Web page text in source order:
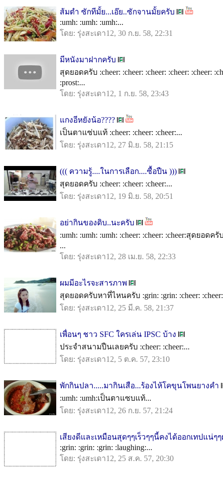
ส้มตำ ซักทีมั้ย...เอ๊ย..ซักจานมั้ยครับ
:umh: :umh: :umh:...
โดย: รุ่งสะเดา12, 30 ก.ย. 58, 22:31
มีหนังมาฝากครับ
สุดยอดครับ :cheer: :cheer: :cheer: :cheer: :cheer:
:prost:...
โดย: รุ่งสะเดา12, 1 ก.ย. 58, 23:43
แกงอีหยังน้อ????
เป็นตาแซ่บแท้ :cheer: :cheer: :cheer:...
โดย: รุ่งสะเดา12, 27 มิ.ย. 58, 21:15
((( ความรู้....ในการเลือก....ซื้อปืน )))
สุดยอดครับ :cheer: :cheer: :cheer:...
โดย: รุ่งสะเดา12, 19 มิ.ย. 58, 20:51
อย่ากินของดิบ..นะครับ
:umh: :umh: :umh: :cheer: :cheer: :cheer:สุดยอดครั
...
โดย: รุ่งสะเดา12, 28 เม.ย. 58, 22:33
ผมมีอะไรจะสารภาพ
สุดยอดครับหาที่ไหนครับ :grin: :grin: :cheer: :cheer:
โดย: รุ่งสะเดา12, 25 มี.ค. 58, 21:37
เพื่อนๆ ชาว SFC ใครเล่น IPSC บ้าง
ประจำสนามปืนเลยครับ :cheer: :cheer:...
โดย: รุ่งสะเดา12, 5 ต.ค. 57, 23:10
พักกินปลา.....มากินเสือ...ร้องไห้โคขุนโพนยางคำ
:umh: :umh:เป็นตาแซบแท้...
โดย: รุ่งสะเดา12, 26 ก.ย. 57, 21:24
เสียงดีและเหมือนสุดๆๆเร็วๆๆนี้คงได้ออกเทปแน่ๆ
:grin: :grin: :grin: :laughing:...
โดย: รุ่งสะเดา12, 25 ส.ค. 57, 20:30